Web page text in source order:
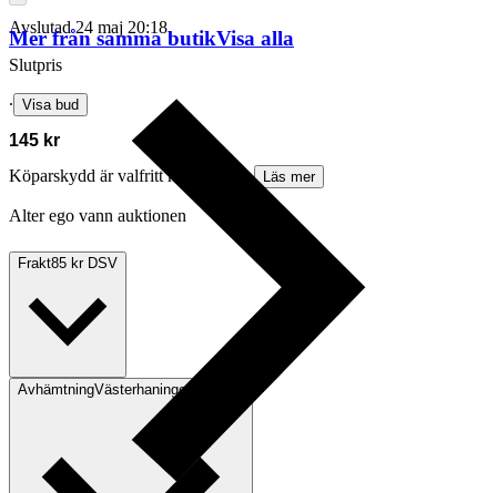
Avslutad 24 maj 20:18
Slutpris
∙ Visa bud
145 kr
Köparskydd är valfritt hos företag.
Läs mer
Alter ego vann auktionen
Frakt85 kr DSV
AvhämtningVästerhaninge, Sverige
Mer från samma butikVisa alla